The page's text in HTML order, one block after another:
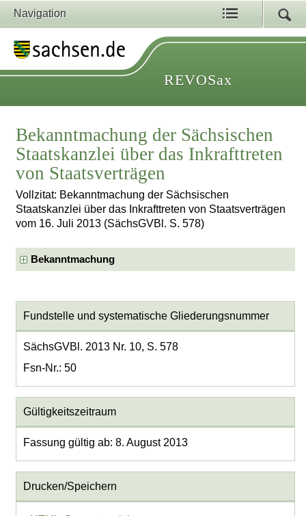
Navigation
REVOSax
Bekanntmachung der Sächsischen
Staatskanzlei über das Inkrafttreten
von Staatsverträgen
Vollzitat: Bekanntmachung der Sächsischen
Staatskanzlei über das Inkrafttreten von Staatsverträgen
vom 16. Juli 2013 (SächsGVBl. S. 578)
Bekanntmachung
Fundstelle und systematische Gliederungsnummer
SächsGVBl. 2013 Nr. 10, S. 578
Fsn-Nr.: 50
Gültigkeitszeitraum
Fassung gültig ab: 8. August 2013
Drucken/Speichern